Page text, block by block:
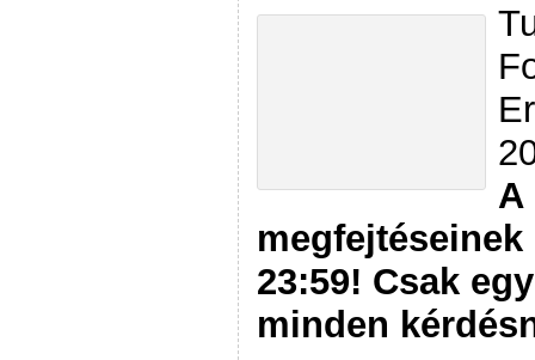
A
23:59! Csak
minden